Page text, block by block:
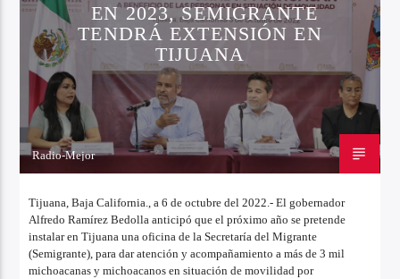
EN 2023, SEMIGRANTE
TENDRÁ EXTENSIÓN EN
TIJUANA
Radio-Mejor
Tijuana, Baja California., a 6 de octubre del 2022.- El gobernador
Alfredo Ramírez Bedolla anticipó que el próximo año se pretende
instalar en Tijuana una oficina de la Secretaría del Migrante
(Semigrante), para dar atención y acompañamiento a más de 3 mil
michoacanas y michoacanos en situación de movilidad por